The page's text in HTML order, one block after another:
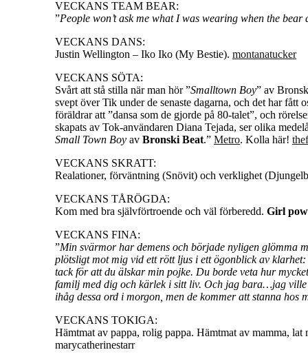
VECKANS TEAM BEAR:
”People won’t ask me what I was wearing when the bear
VECKANS DANS:
Justin Wellington – Iko Iko (My Bestie). montanatucker
VECKANS SÖTA:
Svårt att stå stilla när man hör ”Smalltown Boy” av
svept över Tik under de senaste dagarna, och det har fått
föräldrar att ”dansa som de gjorde på 80-talet”, och
skapats av Tok-användaren Diana Tejada, ser olika
Small Town Boy av Bronski Beat.” Metro. Kolla här!
VECKANS SKRATT:
Realationer, förväntning (Snövit) och verklighet
VECKANS TÅRÖGDA:
Kom med bra självförtroende och väl förberedd. Girl
VECKANS FINA:
”Min svärmor har demens och började nyligen glömma
plötsligt mot mig vid ett rött ljus i ett ögonblick av
tack för att du älskar min pojke. Du borde veta hur
familj med dig och kärlek i sitt liv. Och jag bara…jag
ihåg dessa ord i morgon, men de kommer att stanna hos
VECKANS TOKIGA:
Hämtmat av pappa, rolig pappa. Hämtmat av mamma,
marycatherinestarr